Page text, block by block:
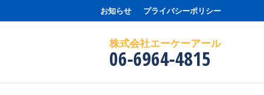
お知らせ プライバシーポリシー
株式会社エーケーアール
06-6964-4815
お問い合わせ Search:
SEARCH